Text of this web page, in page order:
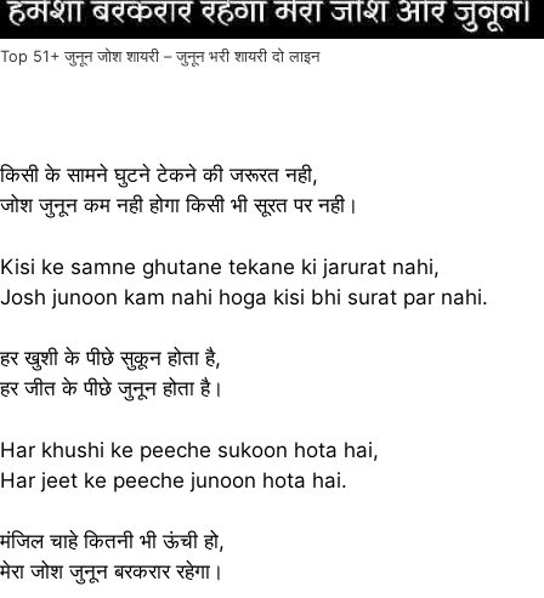
Top 51+ जुनून जोश शायरी – जुनून भरी शायरी दो लाइन
किसी के सामने घुटने टेकने की जरूरत नही,
जोश जुनून कम नही होगा किसी भी सूरत पर नही।
Kisi ke samne ghutane tekane ki jarurat nahi,
Josh junoon kam nahi hoga kisi bhi surat par nahi.
हर खुशी के पीछे सुकून होता है,
हर जीत के पीछे जुनून होता है।
Har khushi ke peeche sukoon hota hai,
Har jeet ke peeche junoon hota hai.
मंजिल चाहे कितनी भी ऊंची हो,
मेरा जोश जुनून बरकरार रहेगा।